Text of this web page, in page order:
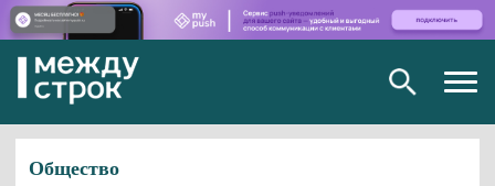
Общество